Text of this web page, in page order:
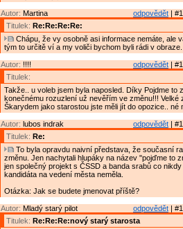
odpovědět |
Autor: Martina
Titulek: Re:Re:Re:Re:
Chápu, že vy osobně asi informace nemáte, ale
tým to určitě ví a my voliči bychom byli rádi v obraze.
odpovědět |
Autor: !!!!
Titulek:
Takže.. u voleb jsem byla naposled. Díky Pojdme to
konečnému rozuzlení už nevěřím ve změnu!!! Velké
Škarydem jako starostou jste měli jít do opozice.. né
odpovědět |
Autor: lubos indrak
Titulek: Re:
To byla opravdu naivní představa, že současní
změnu. Jen nachytali hlupáky na název "pojďme to
jen společný projekt s ČSSD a banda srabů co
kandidáta na vedení města neměla.
Otázka: Jak se budete jmenovat příště?
odpovědět |
Autor: Mladý starý pilot
Titulek: Re:Re:Re:nový starý starosta